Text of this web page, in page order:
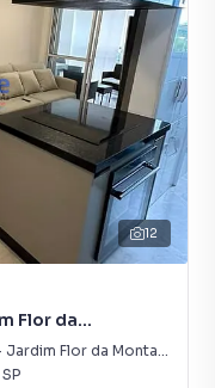
12
Flor da
Jardim Flor da Montanha
SP